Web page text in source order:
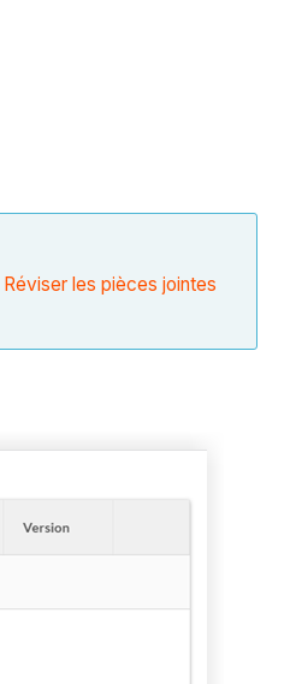
Réviser les pièces jointes